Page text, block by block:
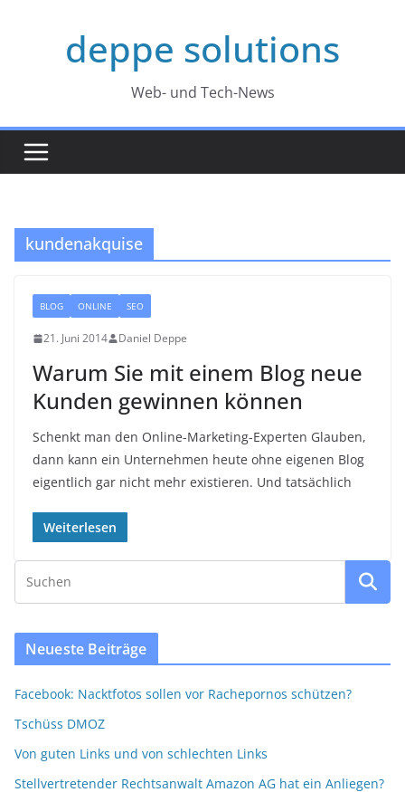
deppe solutions
Web- und Tech-News
kundenakquise
BLOG ONLINE SEO
21. Juni 2014 Daniel Deppe
Warum Sie mit einem Blog neue
Kunden gewinnen können
Schenkt man den Online-Marketing-Experten Glauben,
dann kann ein Unternehmen heute ohne eigenen Blog
eigentlich gar nicht mehr existieren. Und tatsächlich
Weiterlesen
Neueste Beiträge
Facebook: Nacktfotos sollen vor Rachepornos schützen?
Tschüss DMOZ
Von guten Links und von schlechten Links
Stellvertretender Rechtsanwalt Amazon AG hat ein Anliegen?